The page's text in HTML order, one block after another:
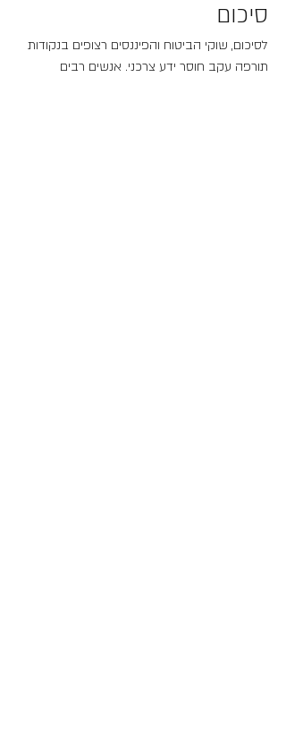
סיכום
לסיכום, שוקי הביטוח והפיננסים רצופים בנקודות
תורפה עקב חוסר ידע צרכני. אנשים רבים